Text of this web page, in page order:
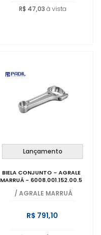
R$ 47,03 à vista
Lançamento
BIELA CONJUNTO - AGRALE
MARRUÁ - 6008.001.152.00.5
/ AGRALE MARRUÁ
R$ 791,10